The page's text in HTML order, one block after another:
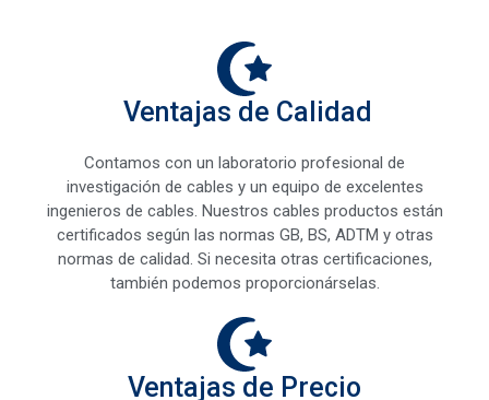
Ventajas de Calidad
Contamos con un laboratorio profesional de
investigación de cables y un equipo de excelentes
ingenieros de cables. Nuestros cables productos están
certificados según las normas GB, BS, ADTM y otras
normas de calidad. Si necesita otras certificaciones,
también podemos proporcionárselas.
Ventajas de Precio